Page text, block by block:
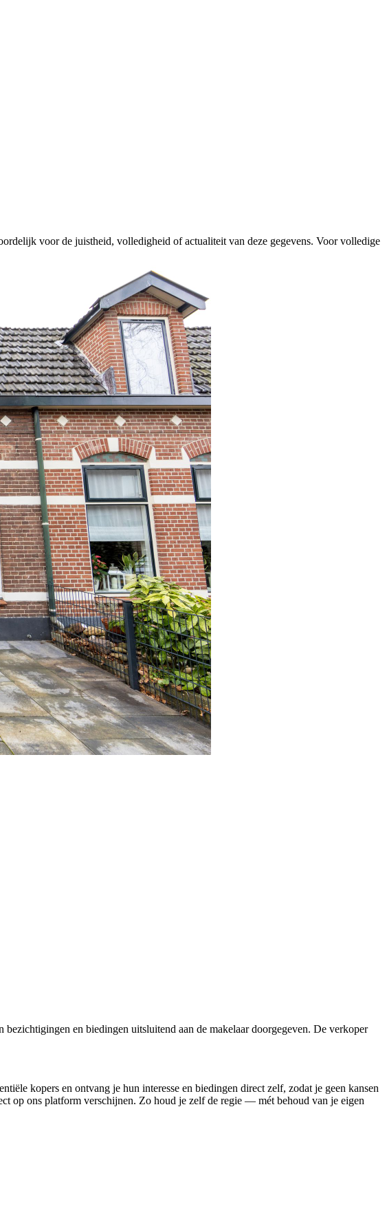
voor de juistheid, volledigheid of actualiteit van deze gegevens. Voor volledige
en biedingen uitsluitend aan de makelaar doorgegeven. De verkoper
kopers en ontvang je hun interesse en biedingen direct zelf, zodat je geen kansen
op ons platform verschijnen. Zo houd je zelf de regie — mét behoud van je eigen